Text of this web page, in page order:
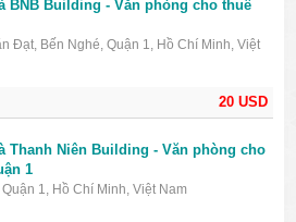
20 USD
BNB Building - Văn phòng cho thuê
Đạt, Bến Nghé, Quận 1, Hồ Chí Minh, Việt
Thanh Niên Building - Văn phòng cho
1
Quận 1, Hồ Chí Minh, Việt Nam